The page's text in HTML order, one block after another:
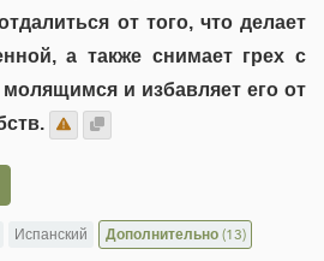
от того, что делает
а также снимает грех с
и избавляет его от
Испанский Дополнительно(13)